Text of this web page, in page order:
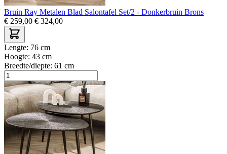
Bruin Ray Metalen Blad Salontafel Set/2 - Donkerbruin Brons
€ 259,00 € 324,00
Lengte: 76 cm
Hoogte: 43 cm
Breedte/diepte: 61 cm